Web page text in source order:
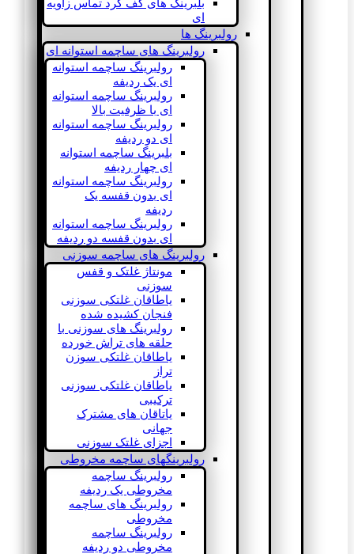
بلبرینگ های کف گرد تماس زاویه
ای
رولبرینگ ها
رولبرینگ های ساچمه استوانه ای
رولبرینگ ساچمه استوانه
ای یک ردیفه
رولبرینگ ساچمه استوانه
ای با ظرفیت بالا
رولبرینگ ساچمه استوانه
ای دو ردیفه
بلبرینگ ساچمه استوانه
ای چهار ردیفه
رولبرینگ ساچمه استوانه
ای بدون قفسه یک
ردیفه
رولبرینگ ساچمه استوانه
ای بدون قفسه دو ردیفه
رولبرینگ های ساچمه سوزنی
مونتاژ غلتک و قفس
سوزنی
یاطاقان غلتکی سوزنی
فنجان کشیده شده
رولبرینگ های سوزنی با
حلقه های تراش خورده
یاطاقان غلتکی سوزن
تراز
یاطاقان غلتکی سوزنی
ترکیبی
یاتاقان های مشترک
جهانی
اجزای غلتک سوزنی
رولبرینگهای ساچمه مخروطی
رولبرینگ ساچمه
مخروطی یک ردیفه
رولبرینگ های ساچمه
مخروطی
رولبرینگ ساچمه
مخروطی دو ردیفه